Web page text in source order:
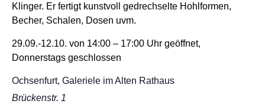
Klinger. Er fertigt kunstvoll gedrechselte Hohlformen,
Becher, Schalen, Dosen uvm.
29.09.-12.10. von 14:00 – 17:00 Uhr geöffnet,
Donnerstags geschlossen
Ochsenfurt, Galeriele im Alten Rathaus
Brückenstr. 1